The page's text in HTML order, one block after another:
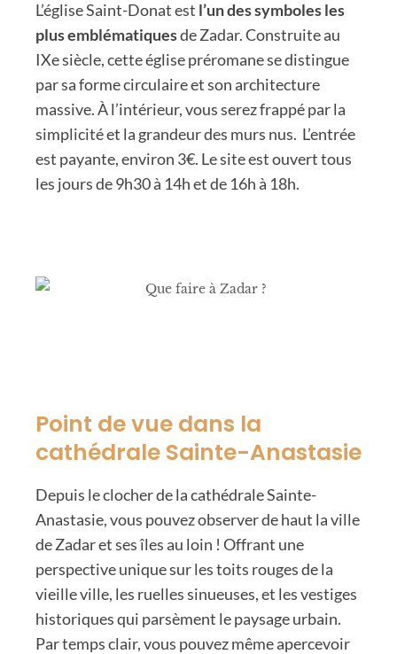
L’église Saint-Donat est l’un des symboles les
plus emblématiquesde Zadar. Construite au
IXe siècle, cette église préromane se distingue
par sa forme circulaire et son architecture
massive. À l’intérieur, vous serez frappé par la
simplicité et la grandeur des murs nus. L’entrée
est payante, environ 3€. Le site est ouvert tous
les jours de 9h30 à 14h et de 16h à 18h.
Point de vue dans la
cathédrale Sainte-Anastasie
Depuis le clocher de la cathédrale Sainte-
Anastasie, vous pouvez observer de haut la ville
de Zadar et ses îles au loin ! Offrant une
perspective unique sur les toits rouges de la
vieille ville, les ruelles sinueuses, et les vestiges
historiques qui parsèment le paysage urbain.
Par temps clair, vous pouvez même apercevoir